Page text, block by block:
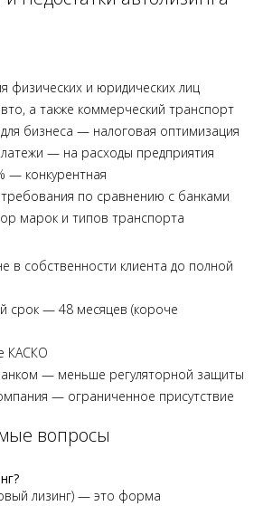
физических и юридических лиц
а также коммерческий транспорт
бизнеса — налоговая оптимизация
— на расходы предприятия
— конкурентная
по сравнению с банками
марок и типов транспорта
в собственности клиента до полной
срок — 48 месяцев (короче
КАСКО
— меньше регуляторной защиты
— ограниченное присутствие
вопросы
лизинг) — это форма